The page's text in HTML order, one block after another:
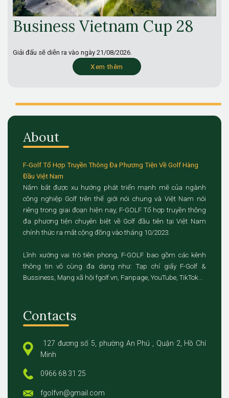
Business Vietnam Cup 28
Giải đấu sẽ diễn ra vào ngày 21/08/2026.
Xem thêm
About
F-Golf Tổ Hợp Truyền Thông Đa Phương Tiện Về Golf Hàng
Đầu Việt Nam
Nắm bắt được xu hướng phát triển mạnh mẽ của ngành
công nghiệp Golf trên thế giới nói chung và Việt Nam nói
riêng trong giai đoạn hiện nay, F-GOLF Tổ hợp truyền thông
đa phương tiện chuyên biệt về Golf đầu tiên tại Việt Nam
chính thức ra mắt cộng đồng vào tháng 10/2023.
Lĩnh xướng vai trò tiên phong, F-GOLF bao gồm các kênh
thông tin vô cùng đa dạng như: Tạp chí giấy F-Golf &
Bussiness, Mạng xã hội fgolf.vn, Fanpage, YouTube, TikTok...
Contacts
127 đương số 5, phường An Phú , Quận 2, Hồ Chí
Minh
0966 68 31 25
fgolfvn@gmail.com